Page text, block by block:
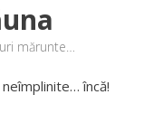
mărunte…
încă!